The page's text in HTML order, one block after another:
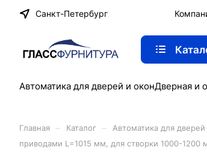
Санкт-Петербург
Автоматика для дверей и оконДверная и
Главная Каталог Автоматика для
приводами L=1015 мм, для створки 1000-1200